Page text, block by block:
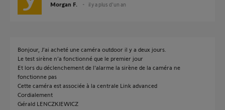
Morgan F. il y a plus d'un an
Bonjour, J’ai acheté une caméra outdoor il y a deux jours.
Le test sirène n’a fonctionné que le premier jour
Et lors du déclenchement de l'alarme la sirène de la caméra ne
fonctionne pas
Cette caméra est associée à la centrale Link advanced
Cordialement
Gérald LENCZKIEWICZ